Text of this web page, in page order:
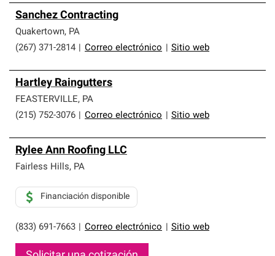
Sanchez Contracting
Quakertown, PA
(267) 371-2814
Correo electrónico Sitio web
Hartley Raingutters
FEASTERVILLE, PA
(215) 752-3076
Correo electrónico Sitio web
Rylee Ann Roofing LLC
Fairless Hills, PA
(833) 691-7663 Correo electrónico Sitio web
Financiación disponible